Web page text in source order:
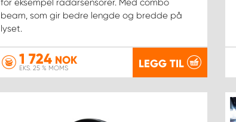
for eksempel radarsensorer. Med combo
beam, som gir bedre lengde og bredde på
lyset.
1 724NOK
EKS. 25 % MOMS LEGG TIL